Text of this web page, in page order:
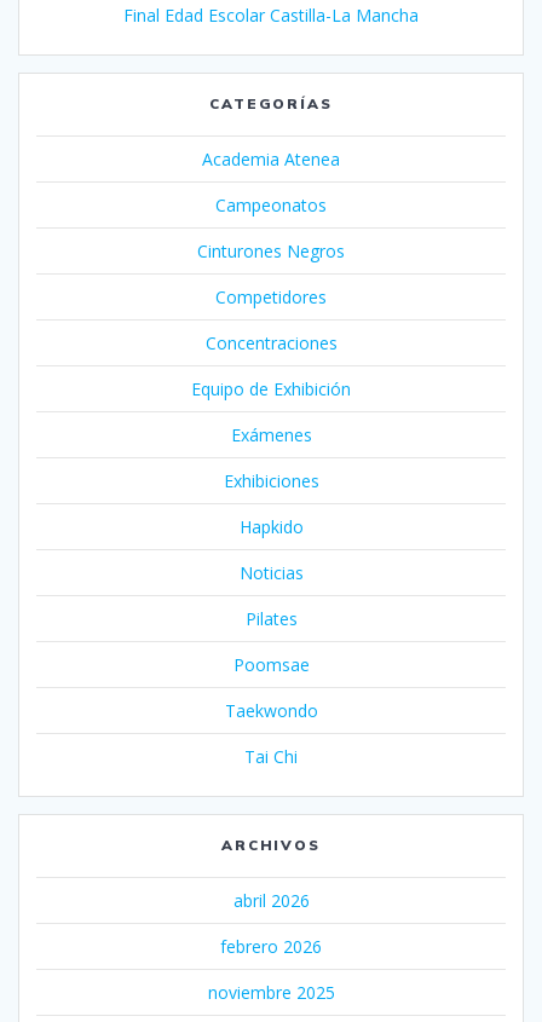
Final Edad Escolar Castilla-La Mancha
CATEGORÍAS
Academia Atenea
Campeonatos
Cinturones Negros
Competidores
Concentraciones
Equipo de Exhibición
Exámenes
Exhibiciones
Hapkido
Noticias
Pilates
Poomsae
Taekwondo
Tai Chi
ARCHIVOS
abril 2026
febrero 2026
noviembre 2025